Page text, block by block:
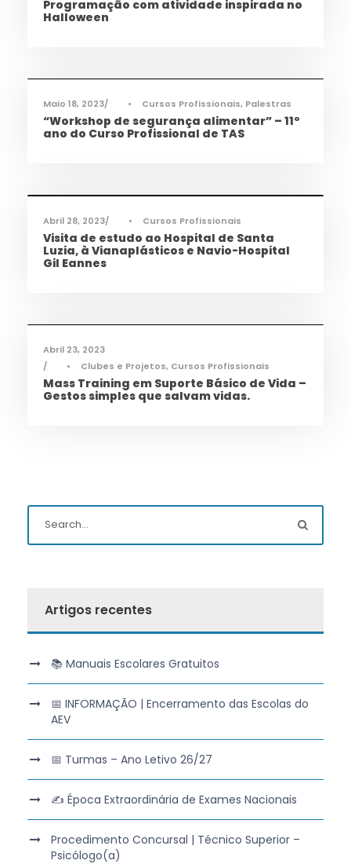
Programação com atividade inspirada no
Halloween
Maio 18, 2023 • Cursos Profissionais, Palestras
“Workshop de segurança alimentar” – 11º
ano do Curso Profissional de TAS
Abril 28, 2023 • Cursos Profissionais
Visita de estudo ao Hospital de Santa
Luzia, à Vianaplásticos e Navio-Hospital
Gil Eannes
Abril 23, 2023
•
Clubes e Projetos, Cursos Profissionais
Mass Training em Suporte Básico de Vida –
Gestos simples que salvam vidas.
Artigos recentes
📚 Manuais Escolares Gratuitos
📅 INFORMAÇÃO | Encerramento das Escolas do
AEV
📅 Turmas – Ano Letivo 26/27
✍️ Época Extraordinária de Exames Nacionais
Procedimento Concursal | Técnico Superior –
Psicólogo(a)